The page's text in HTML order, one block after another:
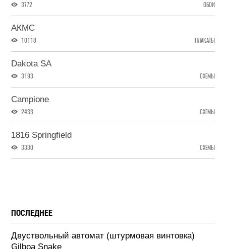
3772 ОБОИ
АКМС
10118 ПЛАКАТЫ
Dakota SA
3193 СХЕМЫ
Campione
2433 СХЕМЫ
1816 Springfield
3330 СХЕМЫ
ПОСЛЕДНЕЕ
Двуствольный автомат (штурмовая винтовка)
Gilboa Snake